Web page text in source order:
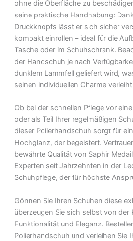
ohne die Oberfläche zu
seine praktische Handhabung:
Druckknopfs lässt er sich sicher
kompakt einrollen – ideal für die
Tasche oder im Schuhschrank.
der Handschuh je nach
dunklem Lammfell geliefert wird,
seinen individuellen Charme verleiht.
Ob bei der schnellen Pflege vor
oder als Teil Ihrer regelmäßigen
dieser Polierhandschuh sorgt für
Hochglanz, der begeistert.
bewährte Qualität von Saphir
Experten seit Jahrzehnten in der
Schuhpflege, der für höchste
Gönnen Sie Ihren Schuhen diese
überzeugen Sie sich selbst von der
Funktionalität und Eleganz.
Polierhandschuh und verleihen Sie